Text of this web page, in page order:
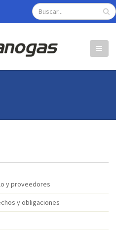
Open
configuration
Search
y proveedores
y obligaciones